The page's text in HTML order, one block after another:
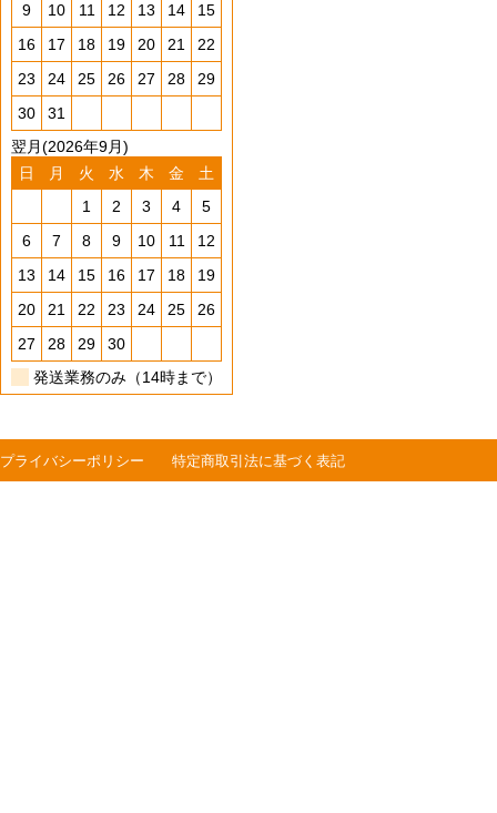
9
10 11 12 13 14
15
16
17 18 19 20 21
22
23
24 25 26 27 28
29
30
31
翌月(2026年9月)
日
月 火 水 木 金
土
1
2 3 4
5
6
7 8 9 10 11
12
13
14 15 16 17 18
19
20
21 22 23 24 25
26
27
28 29
30
発送業務のみ（14時まで）
プライバシーポリシー 特定商取引法に基づく表記